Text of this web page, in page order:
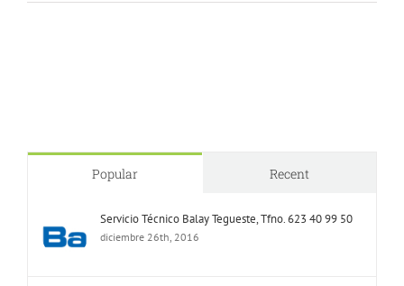
Popular Recent
Servicio Técnico Balay Tegueste, Tfno. 623 40 99 50
diciembre 26th, 2016